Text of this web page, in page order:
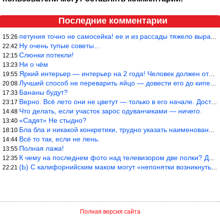
Последние комментарии
15:26 петуния точно не самосейка! ее и из рассады тяжело вырастить!
22:42 Ну очень тупые советы…
12:15 Слюнки потекли!
13:23 Ни о чём
19:55 Яркий интерьер — интерьер на 2 года! Человек должен отдыхать в с
20:08 Лучший способ не переварить яйцо — довести его до кипения и выкл
17:33 Бананы будут?
23:17 Верно. Всё лето они не цветут — только в его начале. Достаточно
14:48 Что делать, если участок зарос одуванчиками — ничего.
13:40 «Садят» Не стыдно?
18:10 Бла бла и никакой конкретики, трудно указать наименование рекоме
14:44 Всё то так, если не лень.
13:55 Полная лажа!
12:35 К чему на последнем фото над телевизором две полки? Делают интер
22:21 (Ь) С калифорнийским маком могут «непонятки возникнуть» от РСКН…
Полная версия сайта